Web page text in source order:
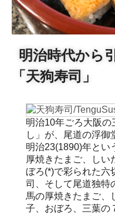
明治時代から
「天狗寿司」
明治10年ごろ大阪
し」が、尾道の浮御
明治23(1890)年とい
厚焼きたまご、しい
ぼろ(*)で彩られた六
司、そして尾道独特
馬の厚焼きたまご、
子、おぼろ、三葉の